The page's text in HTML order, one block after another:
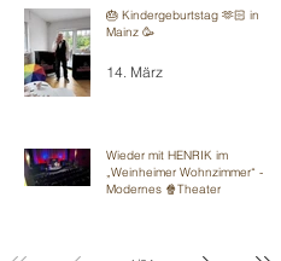
🎂 Kindergeburtstag 🫶🏻 in
Mainz 🥳
14. März
Wieder mit HENRIK im
„Weinheimer Wohnzimmer“ -
Modernes 🍿Theater